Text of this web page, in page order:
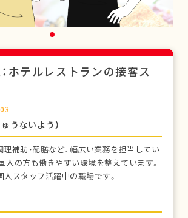
ホテルレストランの接客ス
うないよう）
理補助・配膳など、幅広い業務を担当してい
人の方も働きやすい環境を整えています。
人スタッフ活躍中の職場です。